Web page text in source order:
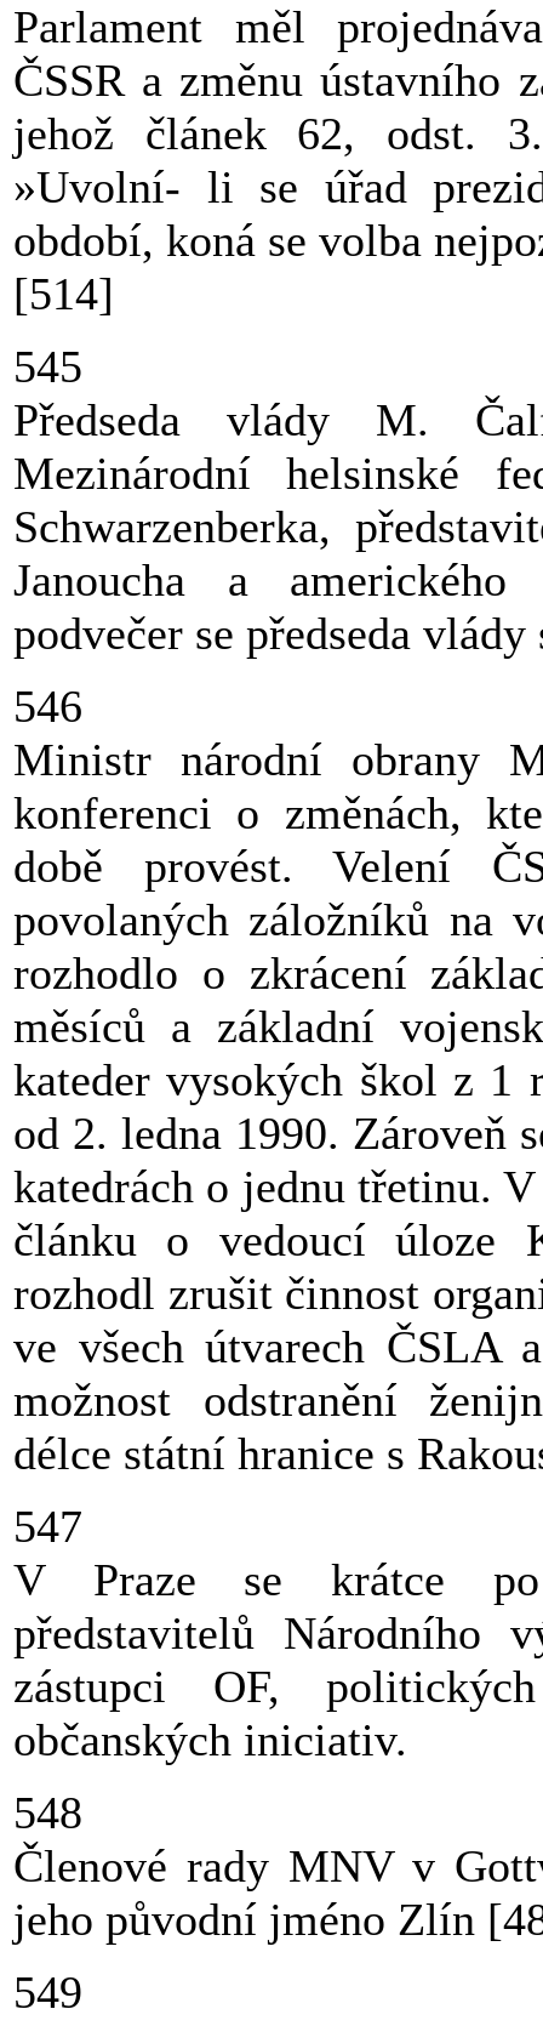
Parlament měl
ČSSR a změnu ústavního
jehož článek 62, odst.
»Uvolní- li se úřad
období, koná se volba
[514]
545
Předseda vlády M.
Mezinárodní helsinské
Schwarzenberka,
Janoucha a
podvečer se předseda
546
Ministr národní obrany
konferenci o změnách,
době provést. Velení
povolaných záložníků na
rozhodlo o zkrácení
měsíců a základní
kateder vysokých škol z 1
od 2. ledna 1990. Zároveň
katedrách o jednu třetinu.
článku o vedoucí úloze
rozhodl zrušit činnost
ve všech útvarech ČSLA
možnost odstranění
délce státní hranice s
547
V Praze se krátce po
představitelů Národního
zástupci OF,
občanských iniciativ.
548
Členové rady MNV v
jeho původní jméno Zlín
549